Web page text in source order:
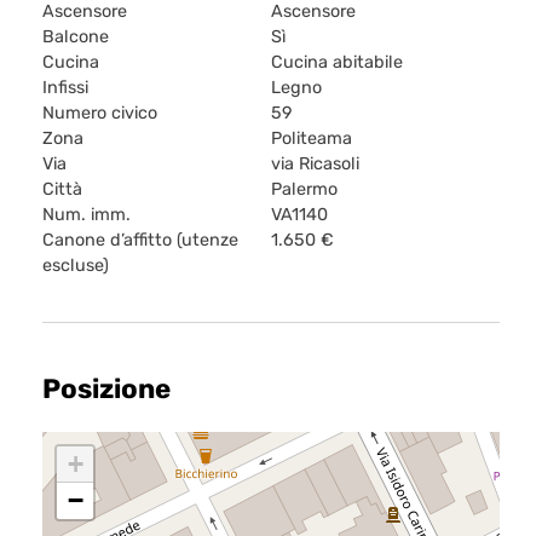
Home
Ascensore
Ascensore
Balcone
Sì
Cucina
Cucina abitabile
Infissi
Legno
Numero civico
59
Zona
Politeama
Via
via Ricasoli
Città
Palermo
Num. imm.
VA1140
Canone d’affitto (utenze
escluse)
1.650 €
Posizione
+
−